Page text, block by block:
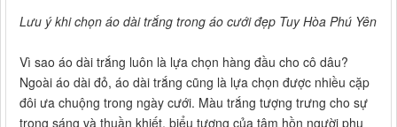
Lưu ý khi chọn áo dài trắng trong áo cưới đẹp Tuy Hòa Phú Yên
Vì sao áo dài trắng luôn là lựa chọn hàng đầu cho cô dâu?
Ngoài áo dài đỏ, áo dài trắng cũng là lựa chọn được nhiều cặp
đôi ưa chuộng trong ngày cưới. Màu trắng tượng trưng cho sự
trong sáng và thuần khiết, biểu tượng của tâm hồn người phụ